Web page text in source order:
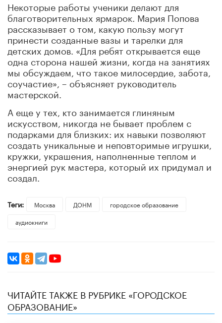
Некоторые работы ученики делают для
благотворительных ярмарок. Мария Попова
рассказывает о том, какую пользу могут
принести созданные вазы и тарелки для
детских домов. «Для ребят открывается еще
одна сторона нашей жизни, когда на занятиях
мы обсуждаем, что такое милосердие, забота,
соучастие», – объясняет руководитель
мастерской.
А еще у тех, кто занимается глиняным
искусством, никогда не бывает проблем с
подарками для близких: их навыки позволяют
создать уникальные и неповторимые игрушки,
кружки, украшения, наполненные теплом и
энергией рук мастера, который их придумал и
создал.
Теги: Москва ДОНМ
городское образование
аудиокниги
ЧИТАЙТЕ ТАКЖЕ В РУБРИКЕ «ГОРОДСКОЕ
ОБРАЗОВАНИЕ»